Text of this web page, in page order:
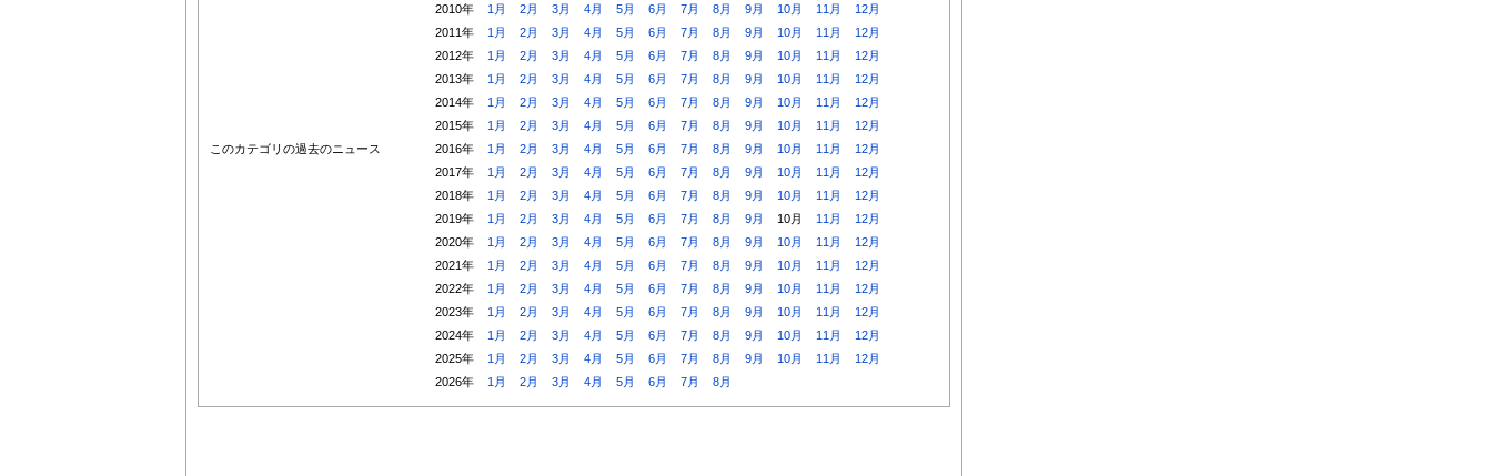
このカテゴリの過去のニュース
2010年
1月 2月 3月 4月 5月 6月 7月 8月 9月 10月 11月
12月
2011年
1月 2月 3月 4月 5月 6月 7月 8月 9月 10月 11月
12月
2012年
1月 2月 3月 4月 5月 6月 7月 8月 9月 10月 11月
12月
2013年
1月 2月 3月 4月 5月 6月 7月 8月 9月 10月 11月
12月
2014年
1月 2月 3月 4月 5月 6月 7月 8月 9月 10月 11月
12月
2015年
1月 2月 3月 4月 5月 6月 7月 8月 9月 10月 11月
12月
2016年
1月 2月 3月 4月 5月 6月 7月 8月 9月 10月 11月
12月
2017年
1月 2月 3月 4月 5月 6月 7月 8月 9月 10月 11月
12月
2018年
1月 2月 3月 4月 5月 6月 7月 8月 9月 10月 11月
12月
2019年
1月 2月 3月 4月 5月 6月 7月 8月 9月 10月 11月
12月
2020年
1月 2月 3月 4月 5月 6月 7月 8月 9月 10月 11月
12月
2021年
1月 2月 3月 4月 5月 6月 7月 8月 9月 10月 11月
12月
2022年
1月 2月 3月 4月 5月 6月 7月 8月 9月 10月 11月
12月
2023年
1月 2月 3月 4月 5月 6月 7月 8月 9月 10月 11月
12月
2024年
1月 2月 3月 4月 5月 6月 7月 8月 9月 10月 11月
12月
2025年
1月 2月 3月 4月 5月 6月 7月 8月 9月 10月 11月
12月
2026年
1月 2月 3月 4月 5月 6月 7月 8月